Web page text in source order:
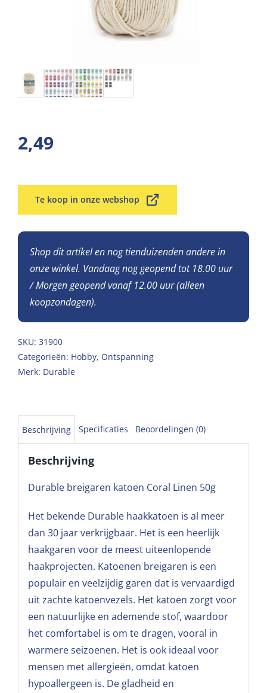
2,49
Te koop in onze webshop
Shop dit artikel en nog tienduizenden andere in
onze winkel. Vandaag nog geopend tot 18.00 uur
/ Morgen geopend vanaf 12.00 uur (alleen
koopzondagen).
SKU: 31900
Categorieën: Hobby, Ontspanning
Merk: Durable
Beschrijving Specificaties Beoordelingen (0)
Beschrijving
Durable breigaren katoen Coral Linen 50g
Het bekende Durable haakkatoen is al meer
dan 30 jaar verkrijgbaar. Het is een heerlijk
haakgaren voor de meest uiteenlopende
haakprojecten. Katoenen breigaren is een
populair en veelzijdig garen dat is vervaardigd
uit zachte katoenvezels. Het katoen zorgt voor
een natuurlijke en ademende stof, waardoor
het comfortabel is om te dragen, vooral in
warmere seizoenen. Het is ook ideaal voor
mensen met allergieën, omdat katoen
hypoallergeen is. De gladheid en